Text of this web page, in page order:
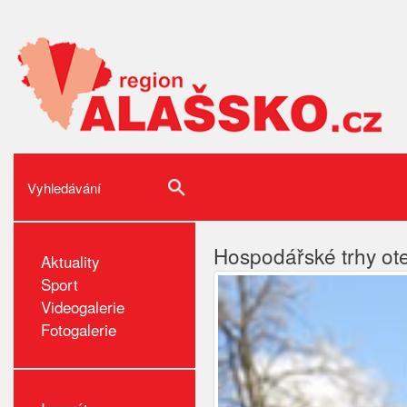
Aktuality
Sport
Videogalerie
Fotogalerie
Hospodářské trhy